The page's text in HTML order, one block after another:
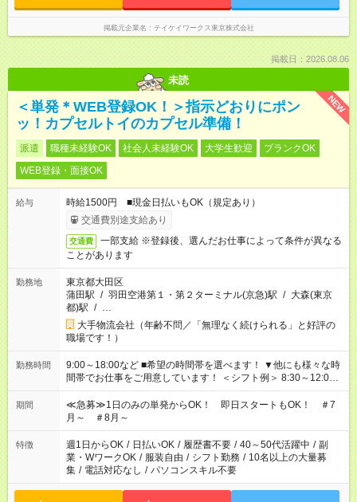
掲載元企業名 テイケイワークス東京株式会社
掲載日：2026.08.06
未読
NEW
＜単発＊WEB登録OK！＞指示どおりにポン
ッ！カプセルトイのカプセル準備！
派遣 職種未経験OK 社会人未経験OK 大学生歓迎
ブランクOK
WEB登録・面接OK
給与
時給1500円 ■現金日払いもOK（規定あり）
交通費別途支給あり
交通費
一部支給 ※登録後、選んだお仕事によって条件が異なる
ことがあります
勤務地
東京都大田区
蒲田駅 / 羽田空港第１・第２ターミナル(京急)駅 / 大森(東京
都)駅 / …
大手物流会社（年齢不問／「無理なく続けられる」と好評の
職場です！）
勤務時間
9:00～18:00など ■希望の時間帯を選べます！ ▼他にも様々な時
間帯でお仕事をご用意しています！ ＜シフト例＞ 8:30～12:00
17:00～22:00 13:00～22:00 22:00～翌6:00 など
期間
≪急募≫1日のみの単発からOK！ 即日スタートもOK！ ＃7
月～ ＃8月～
特徴 週1日からOK / 日払いOK / 履歴書不要 / 40～50代活躍中 / 副
業・WワークOK / 服装自由 / シフト勤務 / 10名以上の大量募
集 / 電話対応なし / パソコンスキル不要